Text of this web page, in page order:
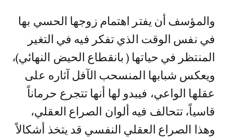
والمؤسف أن يفتر اهتمام زوجها الحسي بها
في نفس الوقت الذي تفكر فيه في التغير
المنتظر في حياتها ( بانقطاع الحيض النهائي)،
ويعكس شبابها المنسحب الآفل آثاره على
عقلها الواعي، فيبدو لها أنها تتجرع حرماناً
قاسياً، تتحالف فيه ألوان الصراع العقلي،
وهذا الصراع العقلي النفسي قد يتخذ أشكالاً